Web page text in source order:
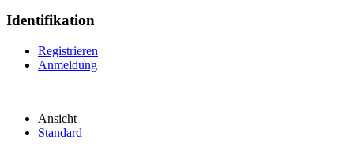
Identifikation
Registrieren
Anmeldung
Ansicht
Standard